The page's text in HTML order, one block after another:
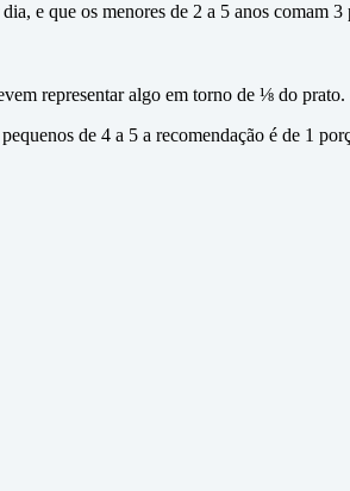
e que os menores de 2 a 5 anos comam 3
representar algo em torno de ⅛ do prato.
de 4 a 5 a recomendação é de 1